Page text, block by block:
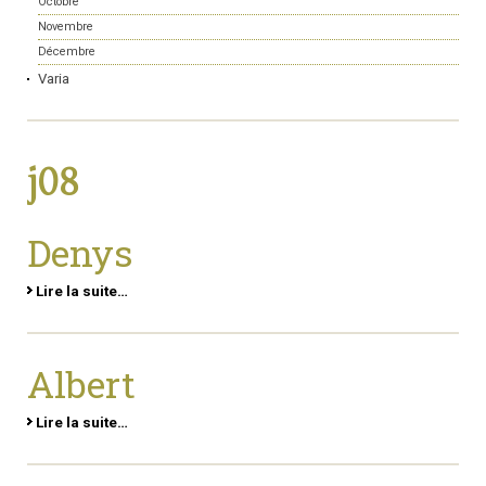
Novembre
Décembre
Varia
j08
Denys
Lire la suite…
Albert
Lire la suite…